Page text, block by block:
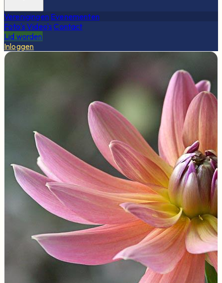
Verenigingen Evenementen
Foto's Video's Contact
Lid worden
Inloggen